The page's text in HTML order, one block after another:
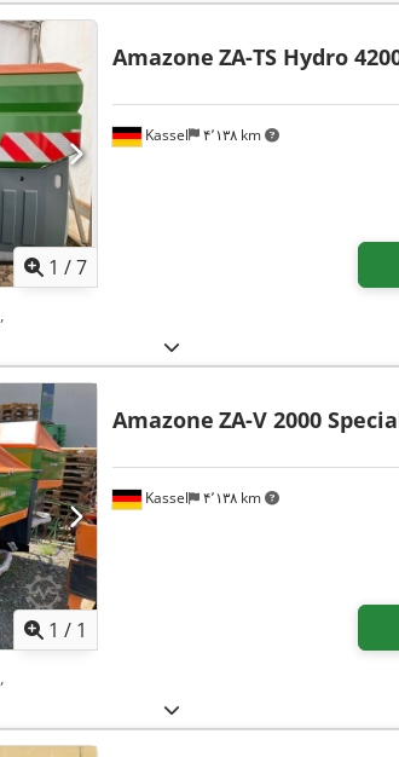
1 /7
Kassel ۴٬۱۳۸ km
Amazone ZA-TS Hydro
,
1 / 1
Kassel ۴٬۱۳۸ km
Amazone ZA-V 2000
,